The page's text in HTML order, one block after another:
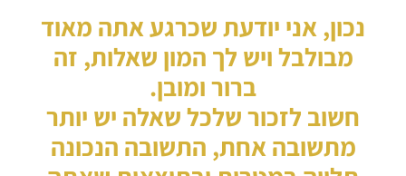
נכון, אני יודעת שכרגע אתה מאוד
מבולבל ויש לך המון שאלות, זה
ברור ומובן.
חשוב לזכור שלכל שאלה יש יותר
מתשובה אחת, התשובה הנכונה